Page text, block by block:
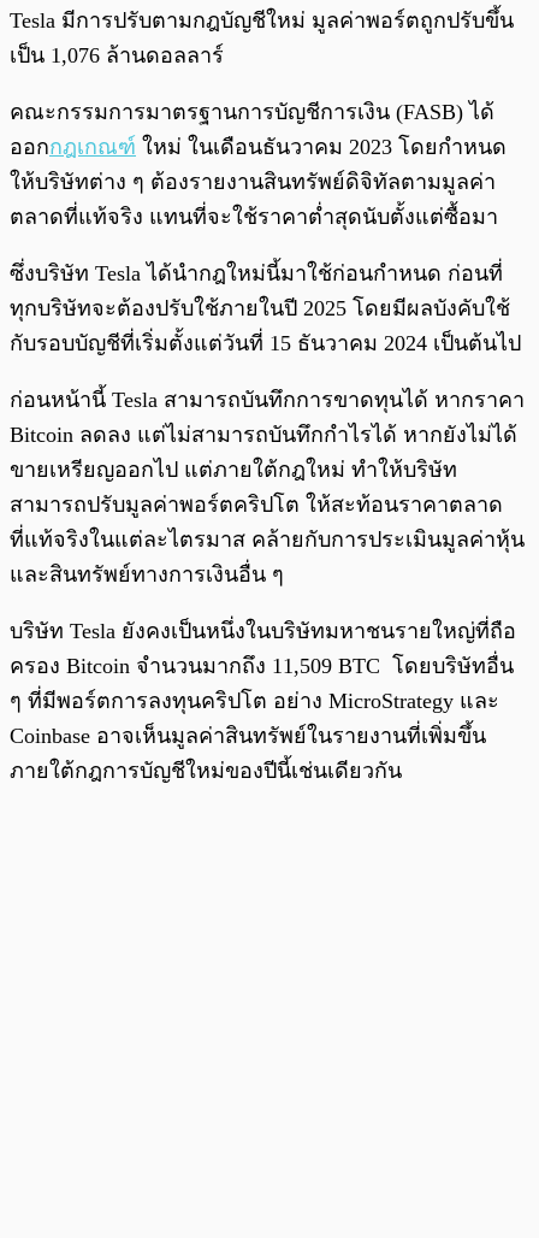
Tesla มีการปรับตามกฎบัญชีใหม่ มูลค่าพอร์ตถูกปรับขึ้น
เป็น 1,076 ล้านดอลลาร์
คณะกรรมการมาตรฐานการบัญชีการเงิน (FASB) ได้
ออกกฎเกณฑ์ ใหม่ ในเดือนธันวาคม 2023 โดยกำหนด
ให้บริษัทต่าง ๆ ต้องรายงานสินทรัพย์ดิจิทัลตามมูลค่า
ตลาดที่แท้จริง แทนที่จะใช้ราคาต่ำสุดนับตั้งแต่ซื้อมา
ซึ่งบริษัท Tesla ได้นำกฎใหม่นี้มาใช้ก่อนกำหนด ก่อนที่
ทุกบริษัทจะต้องปรับใช้ภายในปี 2025 โดยมีผลบังคับใช้
กับรอบบัญชีที่เริ่มตั้งแต่วันที่ 15 ธันวาคม 2024 เป็นต้นไป
ก่อนหน้านี้ Tesla สามารถบันทึกการขาดทุนได้ หากราคา
Bitcoin ลดลง แต่ไม่สามารถบันทึกกำไรได้ หากยังไม่ได้
ขายเหรียญออกไป แต่ภายใต้กฎใหม่ ทำให้บริษัท
สามารถปรับมูลค่าพอร์ตคริปโต ให้สะท้อนราคาตลาด
ที่แท้จริงในแต่ละไตรมาส คล้ายกับการประเมินมูลค่าหุ้น
และสินทรัพย์ทางการเงินอื่น ๆ
บริษัท Tesla ยังคงเป็นหนึ่งในบริษัทมหาชนรายใหญ่ที่ถือ
ครอง Bitcoin จำนวนมากถึง 11,509 BTC โดยบริษัทอื่น
ๆ ที่มีพอร์ตการลงทุนคริปโต อย่าง MicroStrategy และ
Coinbase อาจเห็นมูลค่าสินทรัพย์ในรายงานที่เพิ่มขึ้น
ภายใต้กฎการบัญชีใหม่ของปีนี้เช่นเดียวกัน